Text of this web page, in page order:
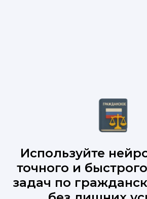
Используйте
точного и
задач по